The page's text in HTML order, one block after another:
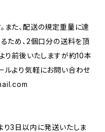
また、配送の規定重量に達
ため、2個口分の送料を頂
り前後いたしますが約10本
ルより気軽にお問い合わせ
り3日以内に発送いたしま